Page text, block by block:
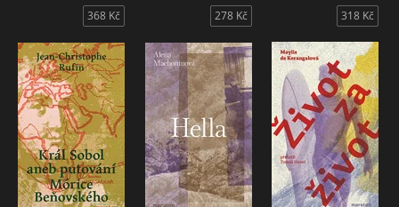
368 Kč 278 Kč 318 Kč